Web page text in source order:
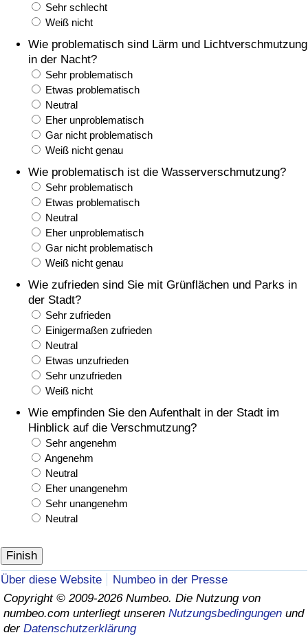
Sehr schlecht
Weiß nicht
Wie problematisch sind Lärm und Lichtverschmutzung
in der Nacht?
Sehr problematisch
Etwas problematisch
Neutral
Eher unproblematisch
Gar nicht problematisch
Weiß nicht genau
Wie problematisch ist die Wasserverschmutzung?
Sehr problematisch
Etwas problematisch
Neutral
Eher unproblematisch
Gar nicht problematisch
Weiß nicht genau
Wie zufrieden sind Sie mit Grünflächen und Parks in
der Stadt?
Sehr zufrieden
Einigermaßen zufrieden
Neutral
Etwas unzufrieden
Sehr unzufrieden
Weiß nicht
Wie empfinden Sie den Aufenthalt in der Stadt im
Hinblick auf die Verschmutzung?
Sehr angenehm
Angenehm
Neutral
Eher unangenehm
Sehr unangenehm
Neutral
Über diese Website
Numbeo in der Presse
Copyright © 2009-2026 Numbeo. Die Nutzung von
numbeo.com unterliegt unseren Nutzungsbedingungen und
der Datenschutzerklärung
Verkehr
Verkehrs-Index
Verkehrs-Index (aktuell)
Verkehrs-Index nach Land